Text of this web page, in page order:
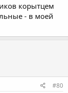
корытцем
- в моей
#80